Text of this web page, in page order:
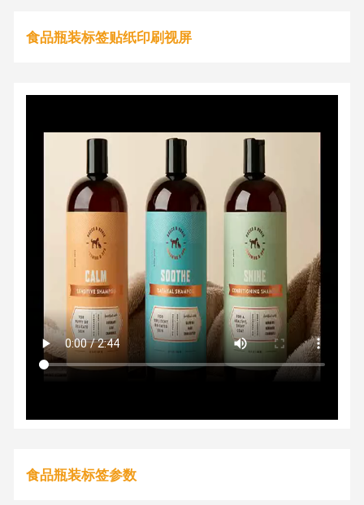
食品瓶装标签贴纸印刷视屏
食品瓶装标签参数